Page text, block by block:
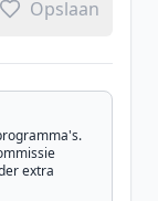
Opslaan
extra